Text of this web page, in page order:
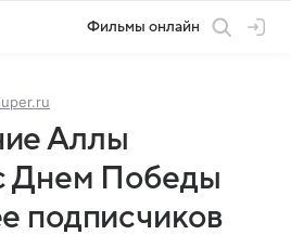
Фильмы онлайн
Аллы
Днем Победы
подписчиков